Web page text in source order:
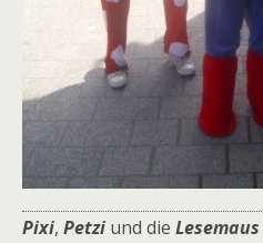
Pixi, Petzi und die Lesemaus